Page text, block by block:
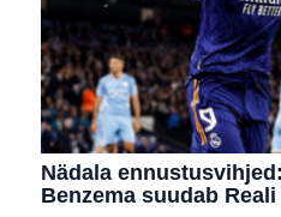
Nädala
Benzema suudab